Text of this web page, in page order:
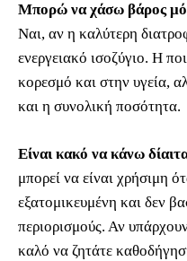
Μπορώ να χάσω βάρος
Ναι, αν η καλύτερη
ενεργειακό ισοζύγιο. Η
κορεσμό και στην υγεία,
και η συνολική ποσότητα.
Είναι κακό να κάνω
μπορεί να είναι χρήσιμη
εξατομικευμένη και δεν
περιορισμούς. Αν
καλό να ζητάτε